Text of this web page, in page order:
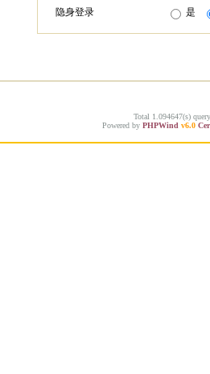
隐身登录 是
Total 1.094647(s)
Powered by PHPWind v6.0